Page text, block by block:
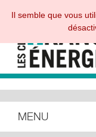
MENU
Il semble que vous